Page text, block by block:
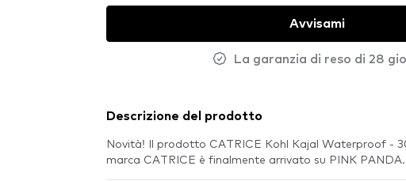
Avvisami
La garanzia di reso di 28
Descrizione del prodotto
Novità! Il prodotto CATRICE Kohl Kajal Waterproof -
marca CATRICE è finalmente arrivato su PINK PANDA.